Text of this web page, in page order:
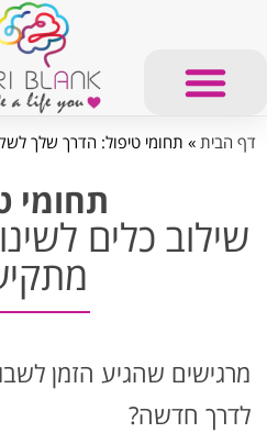
דף הבית » תחומי טיפול: הדרך שלך
תחומי
שילוב כלים
מרגישים שהגיע הזמן
לדרך חדשה?